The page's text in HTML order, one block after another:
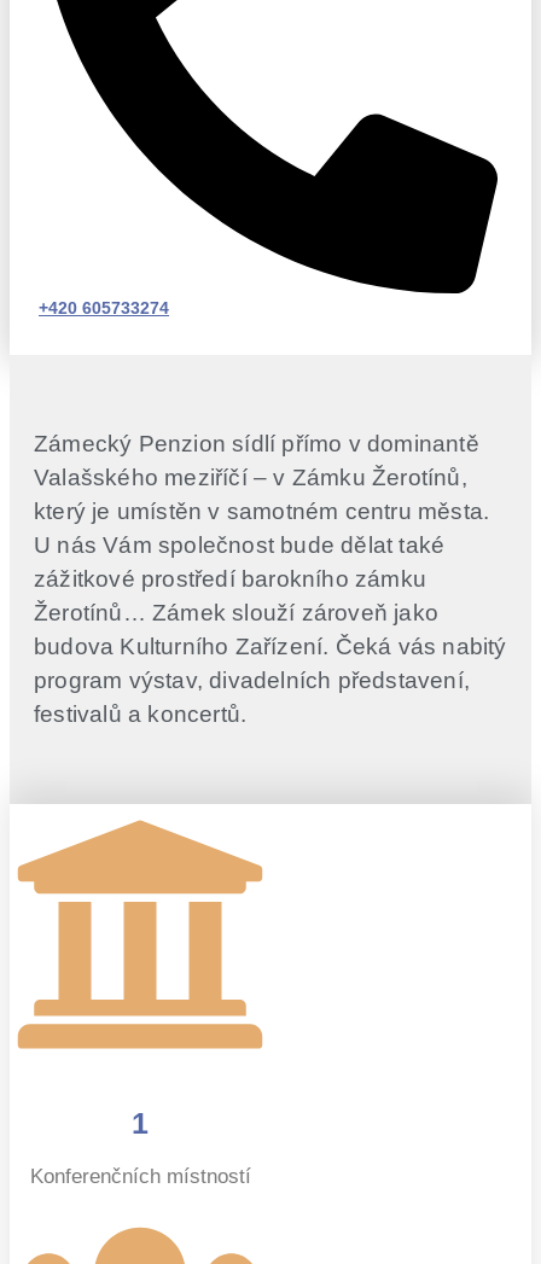
+420 605733274
Zámecký Penzion sídlí přímo v dominantě
Valašského meziříčí – v Zámku Žerotínů,
který je umístěn v samotném centru města.
U nás Vám společnost bude dělat také
zážitkové prostředí barokního zámku
Žerotínů… Zámek slouží zároveň jako
budova Kulturního Zařízení. Čeká vás nabitý
program výstav, divadelních představení,
festivalů a koncertů.
1
Konferenčních místností